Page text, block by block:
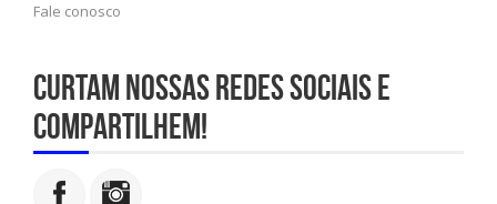
Fale conosco
Curtam nossas redes sociais e
compartilhem!